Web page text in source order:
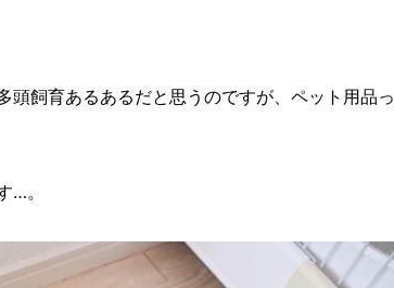
飼育あるあるだと思うのですが、ペット用品っ
…。